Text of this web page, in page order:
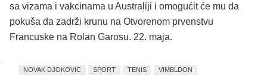
sa vizama i vakcinama u Australiji i omogućit će mu da
pokuša da zadrži krunu na Otvorenom prvenstvu
Francuske na Rolan Garosu. 22. maja.
NOVAK DJOKOVIC SPORT TENIS VIMBLDON